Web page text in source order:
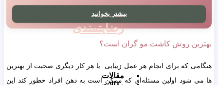
ویدیوهای
رضایتمندی
مقالات
بیشتر بخوانید
بهترین روش کاشت مو گران است؟
هنگامی که برای انجام هر عمل زیبایی یا هر کار دیگری صحبت از بهترین
ها می شود اولین مسئله‌ای که ممکن است به ذهن افراد خطور کند این